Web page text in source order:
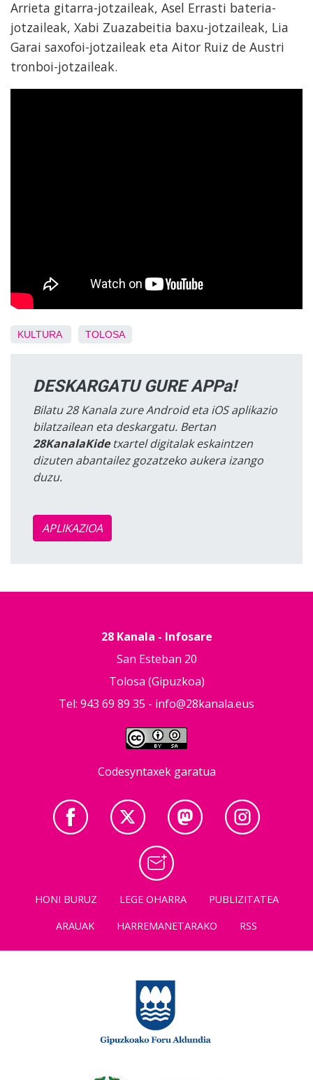
Arrieta gitarra-jotzaileak, Asel Errasti bateria-
jotzaileak, Xabi Zuazabeitia baxu-jotzaileak, Lia
Garai saxofoi-jotzaileak eta Aitor Ruiz de Austri
tronboi-jotzaileak.
KULTURA TOLOSA
DESKARGATU GURE APPa!
Bilatu 28 Kanala zure Android eta iOS aplikazio
bilatzailean eta deskargatu. Bertan
28KanalaKidetxartel digitalak eskaintzen
dizuten abantailez gozatzeko aukera izango
duzu.
APLIKAZIOA
28 Kanala - Infosare
San Esteban 20
Tolosa (Gipuzkoa)
Tel: 943 69 89 35 - info@28kanala.eus
Codesyntaxek garatua
HONI BURUZ LEGE OHARRA
PUBLIZITATEA
ARAUAK
HARREMANETARAKO RSS